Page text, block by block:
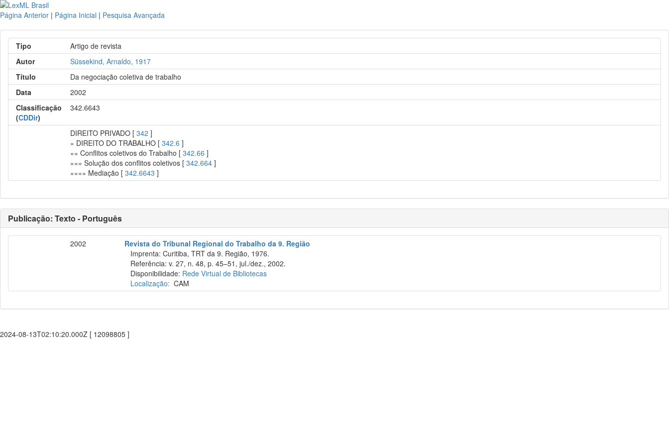
Página Anterior | Página Inicial | Pesquisa Avançada
Tipo
Artigo de revista
Autor
Süssekind, Arnaldo, 1917
Título
Da negociação coletiva de trabalho
Data
2002
Classificação
(CDDir)
342.6643
DIREITO PRIVADO [342 ]
» DIREITO DO TRABALHO [342.6 ]
»» Conflitos coletivos do Trabalho [342.66 ]
»»» Solução dos conflitos coletivos [342.664 ]
»»»» Mediação [342.6643 ]
Publicação: Texto - Português
2002
Revista do Tribunal Regional do Trabalho da 9. Região
Imprenta: Curitiba, TRT da 9. Região, 1976.
Referência: v. 27, n. 48, p. 45–51, jul./dez., 2002.
Disponibilidade: Rede Virtual de Bibliotecas
Localização: CAM
2024-08-13T02:10:20.000Z [ 12098805 ]